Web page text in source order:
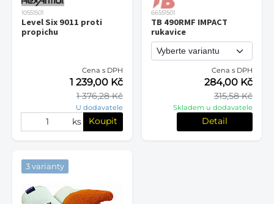
10551501
Level Six 9011 proti
propichu
Cena s DPH
1 376,28 Kč
1 239,00 Kč
U dodavatele
ks Koupit
66551501
TB 490RMF IMPACT
rukavice
Cena s DPH
315,58 Kč
284,00 Kč
Skladem u dodavatele
Detail
3 varianty